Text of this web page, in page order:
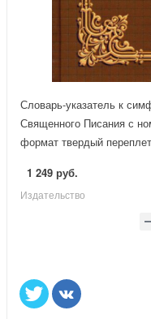
Словарь-указатель к
Священного Писания с
формат твердый переплет
1 249 руб.
Издательство